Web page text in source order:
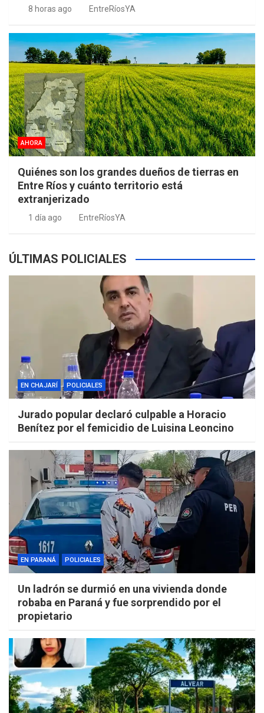
8 horas ago EntreRíosYA
AHORA
Quiénes son los grandes dueños de tierras en
Entre Ríos y cuánto territorio está
extranjerizado
1 día ago EntreRíosYA
ÚLTIMAS POLICIALES
EN CHAJARÍ POLICIALES
Jurado popular declaró culpable a Horacio
Benítez por el femicidio de Luisina Leoncino
EN PARANÁ POLICIALES
Un ladrón se durmió en una vivienda donde
robaba en Paraná y fue sorprendido por el
propietario